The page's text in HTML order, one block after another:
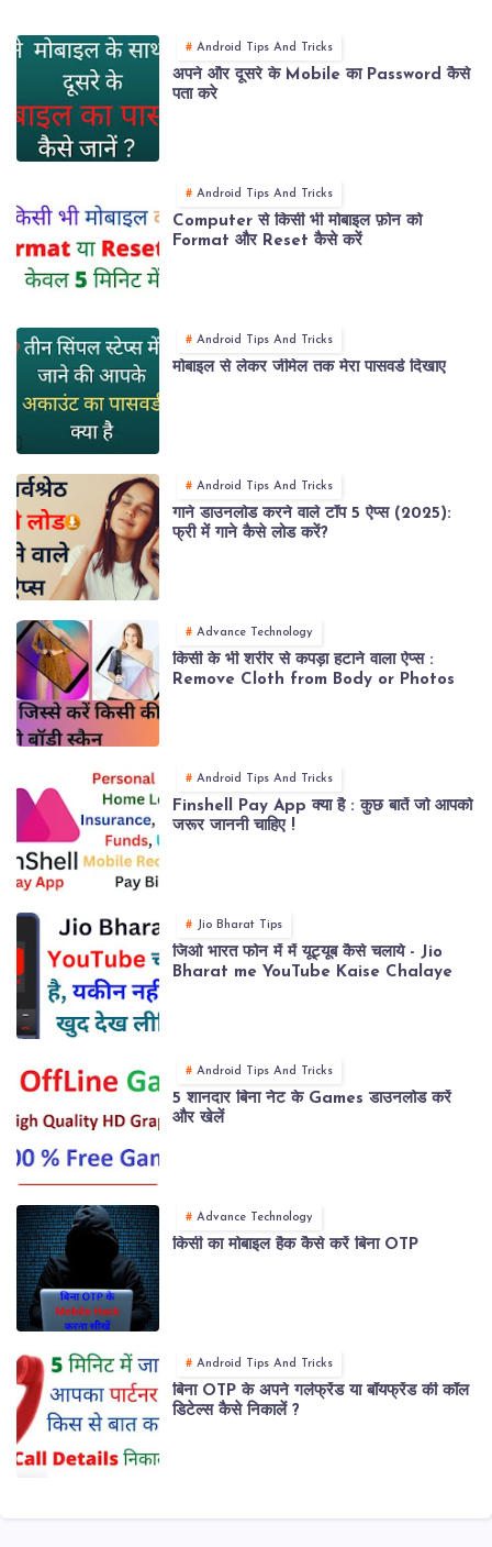
Android Tips And Tricks
अपने और दूसरे के Mobile का Password कैसे
पता करे
Android Tips And Tricks
Computer से किसी भी मोबाइल फ़ोन को
Format और Reset कैसे करें
Android Tips And Tricks
मोबाइल से लेकर जीमेल तक मेरा पासवर्ड दिखाए
Android Tips And Tricks
गाने डाउनलोड करने वाले टॉप 5 ऐप्स (2025):
फ्री में गाने कैसे लोड करें?
Advance Technology
किसी के भी शरीर से कपड़ा हटाने वाला ऐप्स :
Remove Cloth from Body or Photos
Android Tips And Tricks
Finshell Pay App क्या है : कुछ बातें जो आपको
जरूर जाननी चाहिए !
Jio Bharat Tips
जिओ भारत फोन में में यूट्यूब कैसे चलाये - Jio
Bharat me YouTube Kaise Chalaye
Android Tips And Tricks
5 शानदार बिना नेट के Games डाउनलोड करें
और खेलें
Advance Technology
किसी का मोबाइल हैक कैसे करें बिना OTP
Android Tips And Tricks
बिना OTP के अपने गर्लफ्रेंड या बॉयफ्रेंड की कॉल
डिटेल्स कैसे निकालें ?